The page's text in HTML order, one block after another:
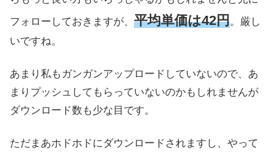
フォローしておきますが、 平均単価は42円。厳し
いですね。
あまり私もガンガンアップロードしていないので、あ
まりプッシュしてもらっていないのかもしれませんが
ダウンロード数も少な目です。
ただまあホドホドにダウンロードされますし、やって